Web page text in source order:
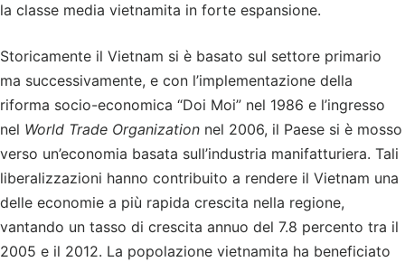
la classe media vietnamita in forte espansione.
Storicamente il Vietnam si è basato sul settore primario
ma successivamente, e con l’implementazione della
riforma socio-economica “Doi Moi” nel 1986 e l’ingresso
nel World Trade Organization nel 2006, il Paese si è mosso
verso un’economia basata sull’industria manifatturiera. Tali
liberalizzazioni hanno contribuito a rendere il Vietnam una
delle economie a più rapida crescita nella regione,
vantando un tasso di crescita annuo del 7.8 percento tra il
2005 e il 2012. La popolazione vietnamita ha beneficiato